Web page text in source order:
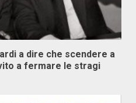
a dire che scendere a
a fermare le stragi